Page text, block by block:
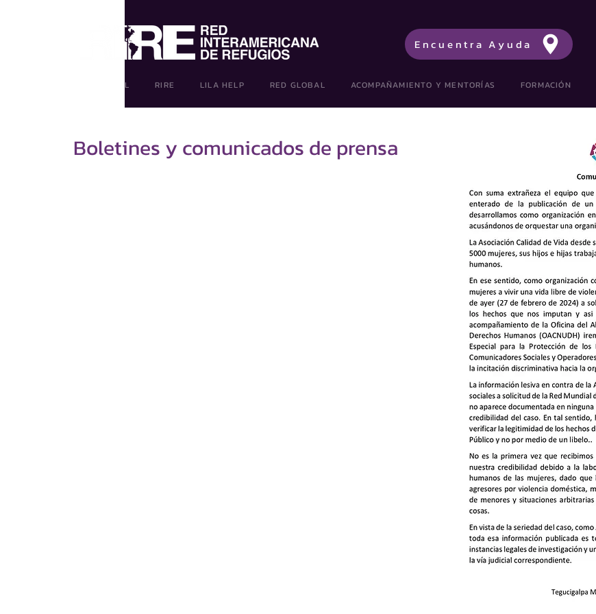
Encuentra Ayuda
PRINCIPAL RIRE LILA HELP RED GLOBAL ACOMPAÑAMIENTO Y MENTORÍAS FORMACIÓN
Boletines y comunicados de prensa